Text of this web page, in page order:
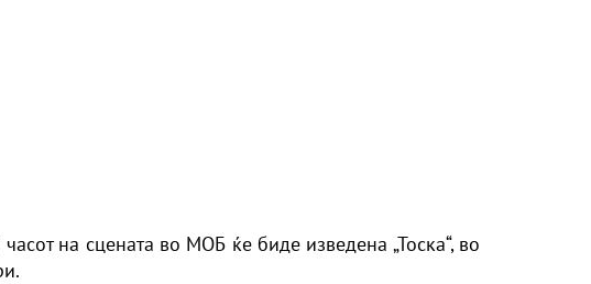
на сцената во МОБ ќе биде изведена „Тоска“, во